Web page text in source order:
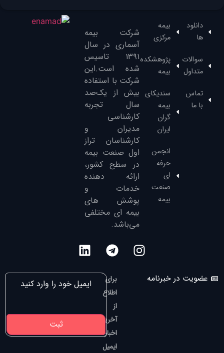
دانلود
ها
سوالات
متداول
تماس
با ما
بیمه
مرکزی
پژوهشکده
بیمه
سندیکای
بیمه
گران
ایران
انجمن
حرفه
ای
صنعت
بیمه
شرکت بیمه
آسماری در سال
۱۳۹۱‌ تاسیس
شده است.این
شرکت با استفاده
بیش از یک‌صد
سال تجربه
کارشناسی
مدیران و
کارشناسان تراز
‌اول صنعت بیمه
در سطح کشور،
ارائه دهنده
خدمات و
پوشش های
بیمه ای مختلفی
می‌باشد.
عضویت در خبرنامه
برای
اطلاع
از
آخرین
اخبار،
ایمیل